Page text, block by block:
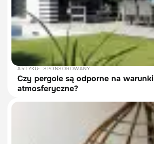
ARTYKUŁ SPONSOROWANY
Czy pergole są odporne na warunki
atmosferyczne?